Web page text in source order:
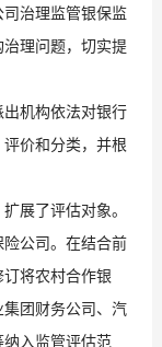
司治理监管银保监
理问题，切实提
机构依法对银行
价和分类，并根
展了评估对象。
公司。在结合前
将农村合作银
团财务公司、汽
入监管评估范